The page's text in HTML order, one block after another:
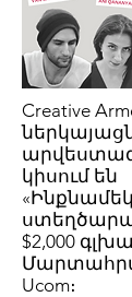
Creative
կիսում են
$2,000
Ucom։